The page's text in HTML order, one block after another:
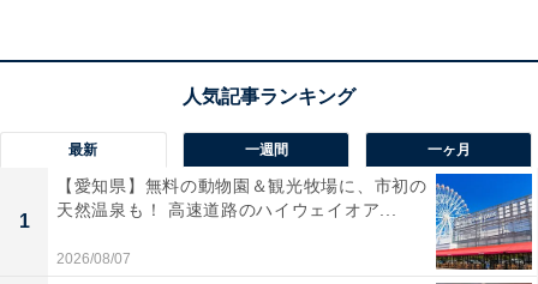
せる「イージークリーン機能」を搭載しており、忙しい
朝のメンテナンスが驚くほどスムーズになります。付属
のキワゾリトリマーを使えば、もみあげの整えも自由自
在。100％防水設計なので、お風呂剃りにも対応してい
るのがうれしいですね。
ユーザーからは「とにかく手入れが楽で助かる」「肌へ
最新 一週間 一ヶ月
1
【愛知県】無料の動物園＆観光牧場に、市初の
天然温泉も！ 高速道路のハイウェイオア...
2026/08/07